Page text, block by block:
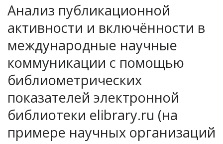
Анализ публикационной
активности и включённости в
международные научные
коммуникации с помощью
библиометрических
показателей электронной
библиотеки elibrary.ru (на
примере научных организаций